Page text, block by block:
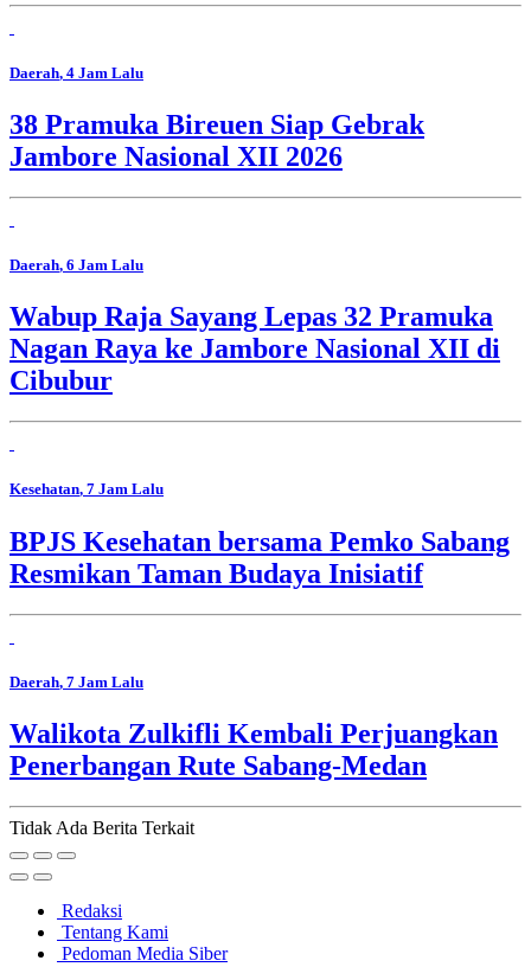
Daerah, 4 Jam Lalu
38 Pramuka Bireuen Siap Gebrak
Jambore Nasional XII 2026
Daerah, 6 Jam Lalu
Wabup Raja Sayang Lepas 32 Pramuka
Nagan Raya ke Jambore Nasional XII di
Cibubur
Kesehatan, 7 Jam Lalu
BPJS Kesehatan bersama Pemko Sabang
Resmikan Taman Budaya Inisiatif
Daerah, 7 Jam Lalu
Walikota Zulkifli Kembali Perjuangkan
Penerbangan Rute Sabang-Medan
Tidak Ada Berita Terkait
Redaksi
Tentang Kami
Pedoman Media Siber